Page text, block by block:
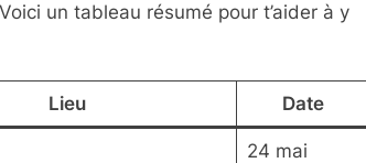
un tableau résumé pour t’aider à y
Lieu Date
24 mai